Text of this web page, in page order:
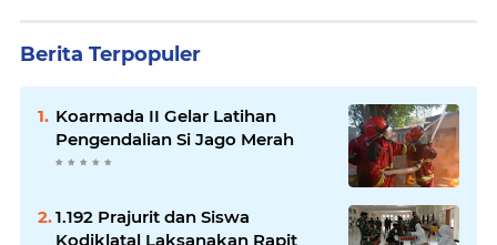
Berita Terpopuler
Koarmada II Gelar Latihan
Pengendalian Si Jago Merah
1.192 Prajurit dan Siswa
Kodiklatal Laksanakan Rapit